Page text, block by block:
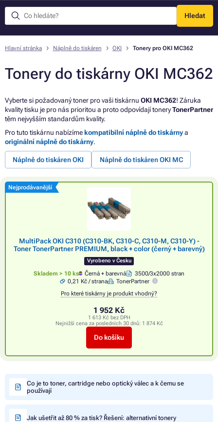
Hledat
Menu
Hlavní stránka Náplně do tiskáren OKI Tonery pro OKI MC362
Tonery do tiskárny OKI MC362
Vyberte si požadovaný toner pro vaši tiskárnu OKI MC362! Záruka
kvality tisku je pro nás prioritou a proto odpovídají toneryTonerPartner
těm nejvyšším standardům kvality.
Pro tuto tiskárnu nabízíme kompatibilní náplně do tiskárnya
originální náplně do tiskárny.
Náplně do tiskáren OKI Náplně do tiskáren OKI MC
Nejprodávanější
MultiPack OKI C310 (C310-BK, C310-C, C310-M, C310-Y) -
Toner TonerPartner PREMIUM, black + color (černý + barevný)
Vyrobeno v Česku
Skladem > 10 ks Černá + barevná
3500/3x2000 stran
0,21 Kč / strana
TonerPartner
Pro které tiskárny je produkt vhodný?
1 952 Kč
1 613 Kč bez DPH
Nejnižší cena za posledních 30 dnů: 1 874 Kč
Do košíku
Co je to toner, cartridge nebo optický válec a k čemu se
používají
Jak ušetřit až 80 % za tisk? Řešení: alternativní tonery